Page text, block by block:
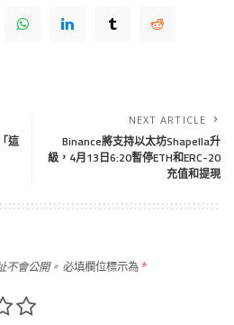
這
NEXT ARTICLE
Binance將支持以太坊Shapella升
級，4月13日6:20暫停ETH和ERC-20
充值和提現
不會公開。 必填欄位標示為*